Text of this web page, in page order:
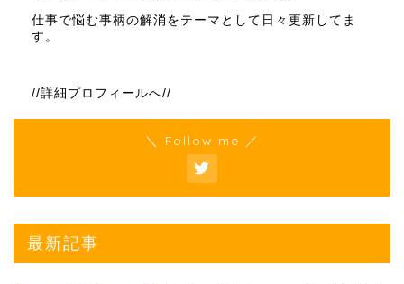
仕事で悩む事柄の解消をテーマとして日々更新してま
す。
//詳細プロフィールへ//
＼ Follow me ／
最新記事